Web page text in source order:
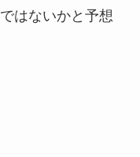
はないかと予想